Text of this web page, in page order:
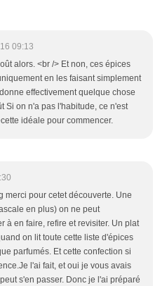
09:13
alors. <br /> Et non, ces épices
en les faisant simplement
effectivement quelque chose
Si on n'a pas l'habitude, ce n'est
idéale pour commencer.
merci pour cetet découverte. Une
en plus) on ne peut
à en faire, refire et revisiter. Un plat
on lit toute cette liste d'épices
parfumés. Et cette confection si
l'ai fait, et oui je vous avais
s'en passer. Donc je l'ai préparé